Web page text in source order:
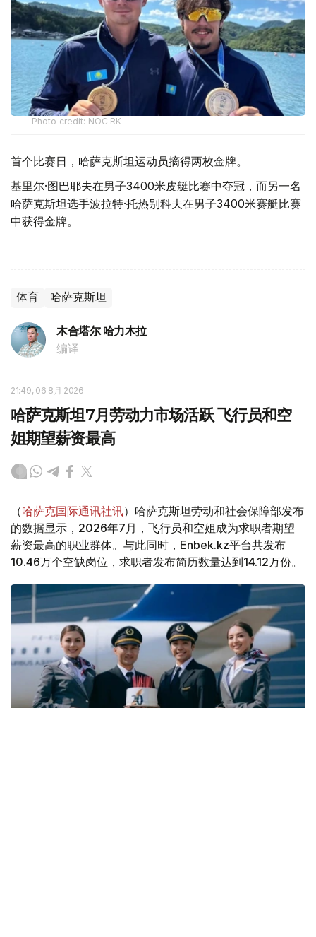
Photo credit: NOC RK
首个比赛日，哈萨克斯坦运动员摘得两枚金牌。
基里尔·图巴耶夫在男子3400米皮艇比赛中夺冠，而另一名
哈萨克斯坦选手波拉特·托热别科夫在男子3400米赛艇比赛
中获得金牌。
体育 哈萨克斯坦
木合塔尔 哈力木拉
编译
21:49, 06 8月 2026
哈萨克斯坦7月劳动力市场活跃 飞行员和空
姐期望薪资最高
（哈萨克国际通讯社讯）哈萨克斯坦劳动和社会保障部发布
的数据显示，2026年7月，飞行员和空姐成为求职者期望
薪资最高的职业群体。与此同时，Enbek.kz平台共发布
10.46万个空缺岗位，求职者发布简历数量达到14.12万份。